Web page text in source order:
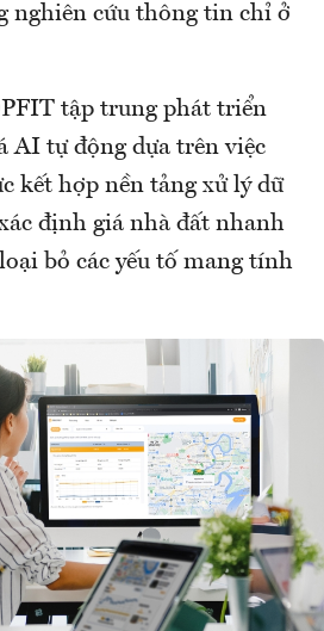
nghiên cứu thông tin chỉ ở
tập trung phát triển
AI tự động dựa trên việc
kết hợp nền tảng xử lý dữ
định giá nhà đất nhanh
bỏ các yếu tố mang tính